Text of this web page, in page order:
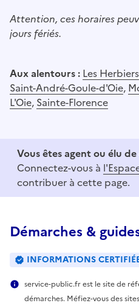
Attention, ces horaires
jours fériés.
Aux alentours : Les Herbiers
Saint-André-Goule-d'Oie,
L'Oie, Sainte-Florence
Vous êtes agent ou élu
Connectez-vous à
contribuer à cette page.
Démarches &
INFORMATIONS
service-public.fr est le site de
démarches. Méfiez-vous des